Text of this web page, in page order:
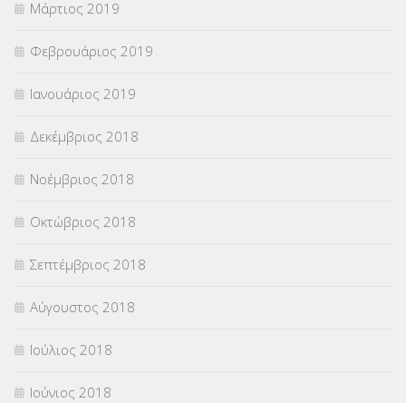
Μάρτιος 2019
Φεβρουάριος 2019
Ιανουάριος 2019
Δεκέμβριος 2018
Νοέμβριος 2018
Οκτώβριος 2018
Σεπτέμβριος 2018
Αύγουστος 2018
Ιούλιος 2018
Ιούνιος 2018